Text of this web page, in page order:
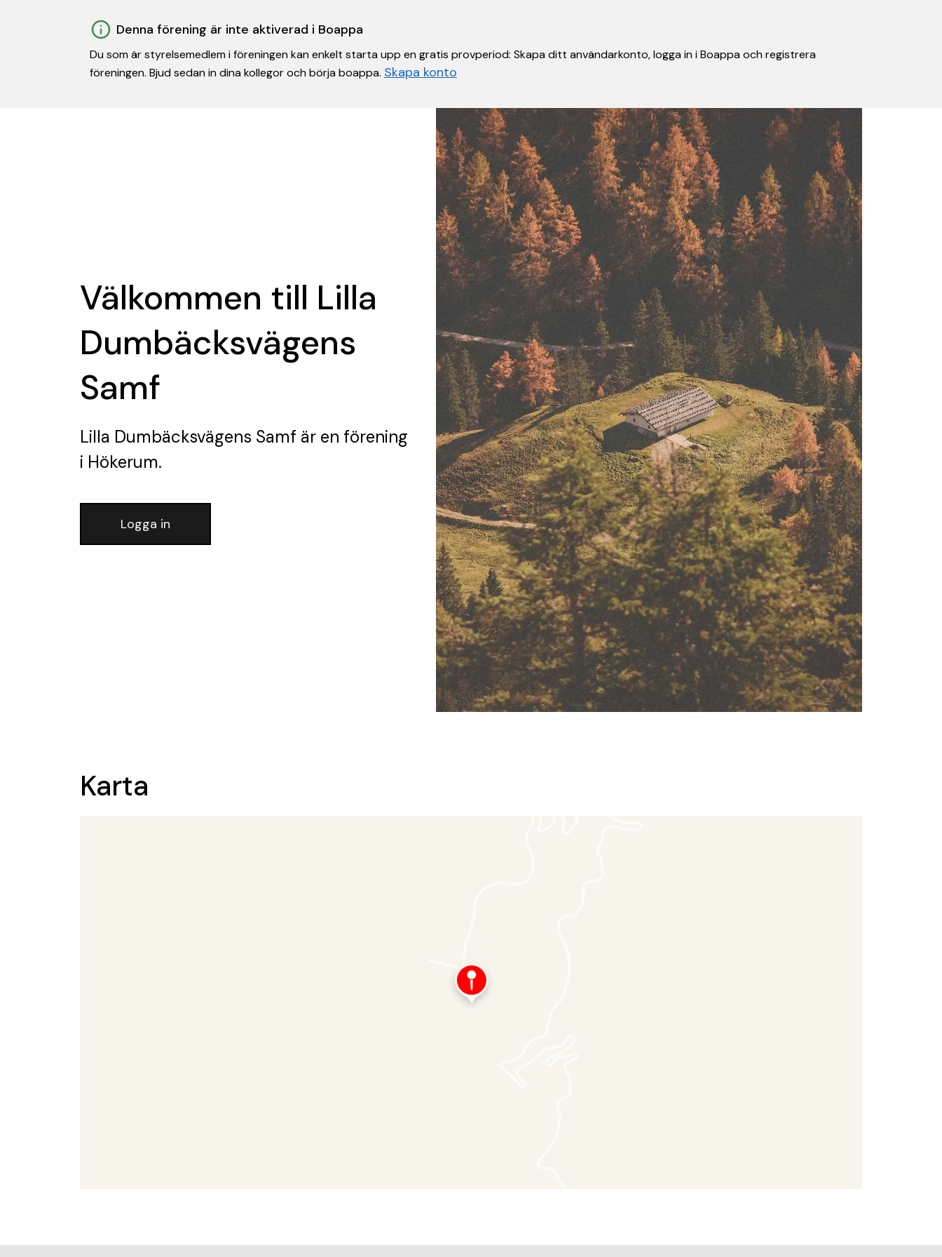
Denna förening är inte aktiverad i Boappa
Du som är styrelsemedlem i föreningen kan enkelt starta upp en gratis provperiod: Skapa ditt användarkonto, logga in i Boappa och registrera
föreningen. Bjud sedan in dina kollegor och börja boappa. Skapa konto
Välkommen till Lilla
Dumbäcksvägens
Samf
Lilla Dumbäcksvägens Samf är en förening
i Hökerum.
Logga in
Karta